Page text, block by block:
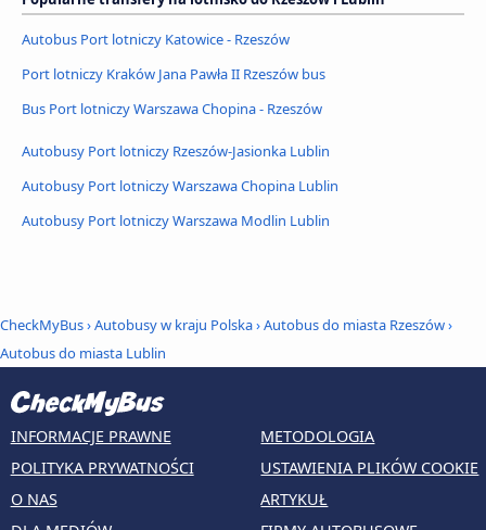
Autobus Port lotniczy Katowice - Rzeszów
Port lotniczy Kraków Jana Pawła II Rzeszów bus
Bus Port lotniczy Warszawa Chopina - Rzeszów
Autobusy Port lotniczy Rzeszów-Jasionka Lublin
Autobusy Port lotniczy Warszawa Chopina Lublin
Autobusy Port lotniczy Warszawa Modlin Lublin
CheckMyBus›Autobusy w kraju Polska›Autobus do miasta Rzeszów›
Autobus do miasta Lublin
INFORMACJE PRAWNE
POLITYKA PRYWATNOŚCI
O NAS
METODOLOGIA
USTAWIENIA PLIKÓW COOKIE
ARTYKUŁ